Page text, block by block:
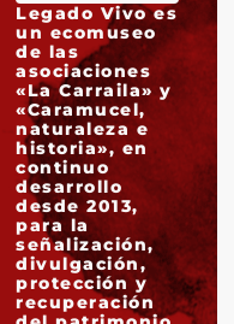
Legado Vivo es
un ecomuseo
de las
asociaciones
«La Carraila» y
«Caramucel,
naturaleza e
historia», en
continuo
desarrollo
desde 2013,
para la
señalización,
divulgación,
protección y
recuperación